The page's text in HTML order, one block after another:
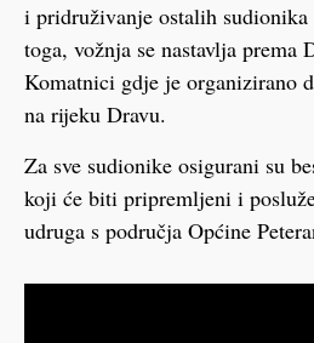
i pridruživanje ostalih
toga, vožnja se nastavlja prema
Komatnici gdje je organizirano
na rijeku Dravu.
Za sve sudionike osigurani su
koji će biti pripremljeni i
udruga s područja Općine